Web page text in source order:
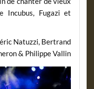
Incubus, Fugazi et
Natuzzi, Bertrand
& Philippe Vallin